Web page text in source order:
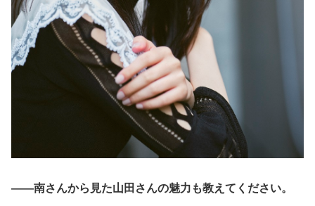
――南さんから見た山田さんの魅力も教えてください。